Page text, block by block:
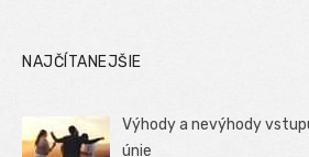
NAJČÍTANEJŠIE
Výhody a nevýhody
únie